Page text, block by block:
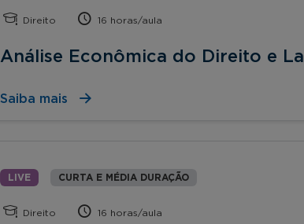
Direito 16 horas/aula
Análise Econômica do Direito e
Saiba mais
LIVE CURTA E MÉDIA DURAÇÃO
Direito 16 horas/aula